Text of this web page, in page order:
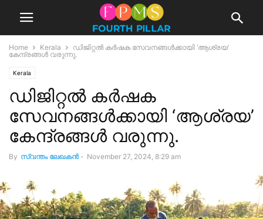
Home Kerala
ഡിജിറ്റൽ കർഷക സേവനങ്ങൾക്കായി ‘ആശ്രയ’
കേന്ദ്രങ്ങൾ വരുന്നു.
Kerala
ഡിജിറ്റൽ കർഷക
സേവനങ്ങൾക്കായി ‘ആശ്രയ’
കേന്ദ്രങ്ങൾ വരുന്നു.
By സ്വന്തം ലേഖകന്‍ - November 27, 2024, 8:29 am